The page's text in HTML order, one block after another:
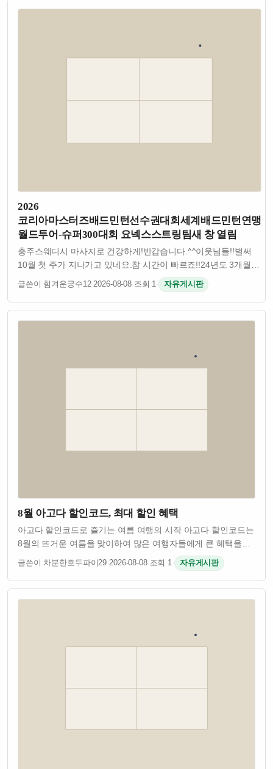
2026
코리아마스터즈배드민턴선수권대회세계배드민턴연맹
월드투어-슈퍼300대회 요넥스스트링팀새 창 열림
충주스웨디시 마사지로 건강하게!​​반갑습니다.^^이웃님들!!벌써
10월 첫 주가 지나가고 있네요.참 시간이 빠르죠!!24년도 3개월이
채 남지 않았어요.ㅠ어릴 때 어른들이 나이만큼 시간이 빨리
간다고 하신 말을 이해 못했는데 나이가 드니 왜 시간이 빨리 가
어른이되고 …
글쓴이 힘겨운궁수12·2026-08-08·조회 1 · 자유게시판
8월 아고다 할인코드, 최대 할인 혜택
아고다 할인코드로 즐기는 여름 여행의 시작 아고다 할인코드는
8월의 뜨거운 여름을 맞이하여 많은 여행자들에게 큰 혜택을
제공합니다. 이번 8월에는 특별히 다양한 할인코드와
프로모션이 마련되어 있어, 국내 및 일본 여행을 계획 중인
분들에게는 더할 나위 없는 기회입니다.…
글쓴이 차분한호두파이29·2026-08-08·조회 1 · 자유게시판